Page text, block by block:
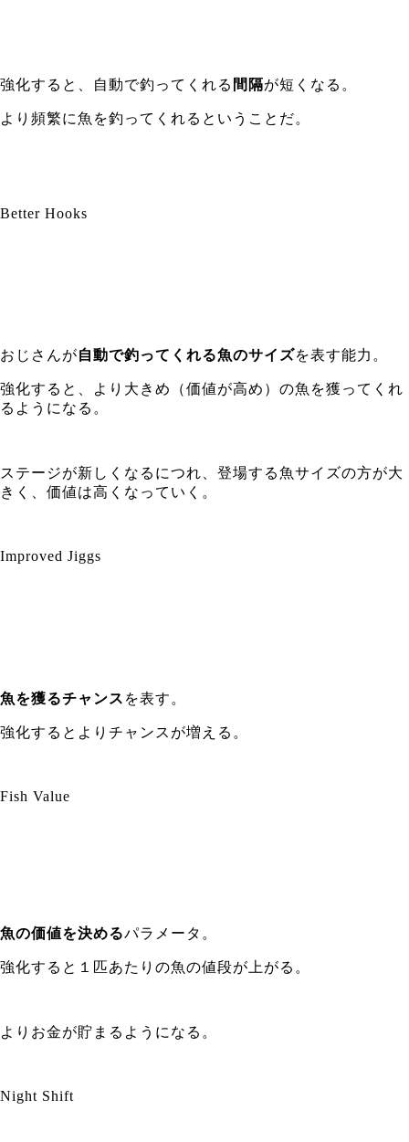
強化すると、自動で釣ってくれる 間隔が短くなる。
より頻繁に魚を釣ってくれるということだ。
Better Hooks
おじさんが自動で釣ってくれる魚のサイズを表す能力。
強化すると、より大きめ（価値が高め）の魚を獲ってくれ
るようになる。
ステージが新しくなるにつれ、登場する魚サイズの方が大
きく、価値は高くなっていく。
Improved Jiggs
魚を獲るチャンス を表す。
強化するとよりチャンスが増える。
Fish Value
魚の価値を決めるパラメータ。
強化すると１匹あたりの魚の値段が上がる。
よりお金が貯まるようになる。
Night Shift